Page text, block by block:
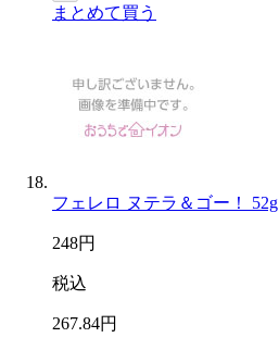
まとめて買う
フェレロ ヌテラ＆ゴー！ 52g
248円
税込
267.84円